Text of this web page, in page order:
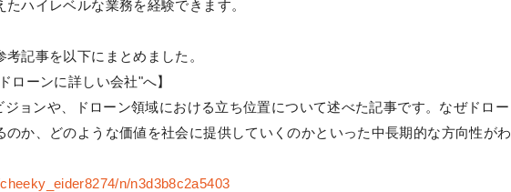
ハイレベルな業務を経験できます。
記事を以下にまとめました。
ローンに詳しい会社"へ】
ジョンや、ドローン領域における立ち位置について述べた記事です。なぜドロー
のか、どのような価値を社会に提供していくのかといった中長期的な方向性がわ
n/n3d3b8c2a5403